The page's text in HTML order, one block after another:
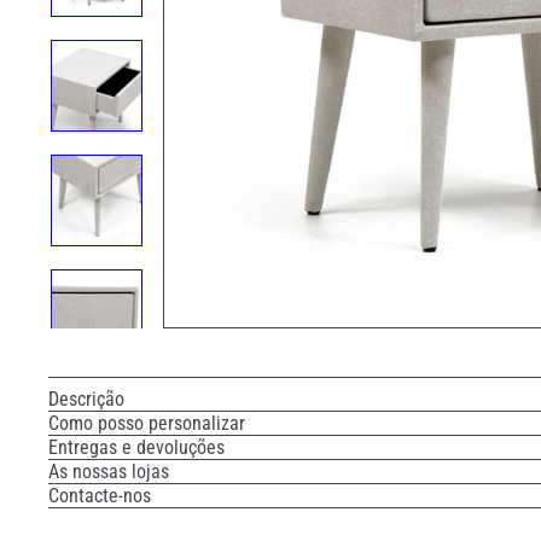
Descrição
Como posso personalizar
Entregas e devoluções
As nossas lojas
Contacte-nos